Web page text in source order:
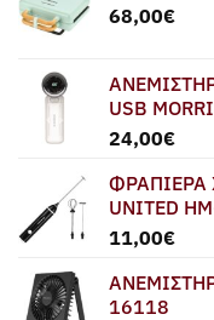
68,00€
USB
24,00€
ΦΡΑΠΙΕΡΑ
UNITED
11,00€
16118